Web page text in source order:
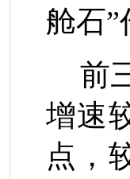
舱石”
前
增速
点，